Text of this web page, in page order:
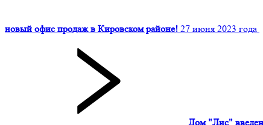
новый офис продаж в Кировском районе! 27 июня 2023 года
Дом "Лис"